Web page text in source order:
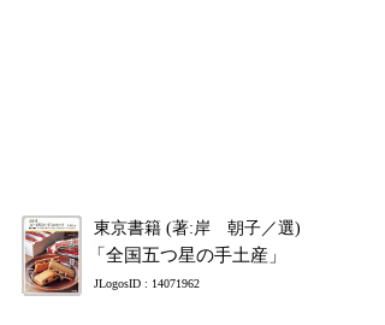
東京書籍 (著:岸 朝子／選)
「全国五つ星の手土産」
JLogosID : 14071962